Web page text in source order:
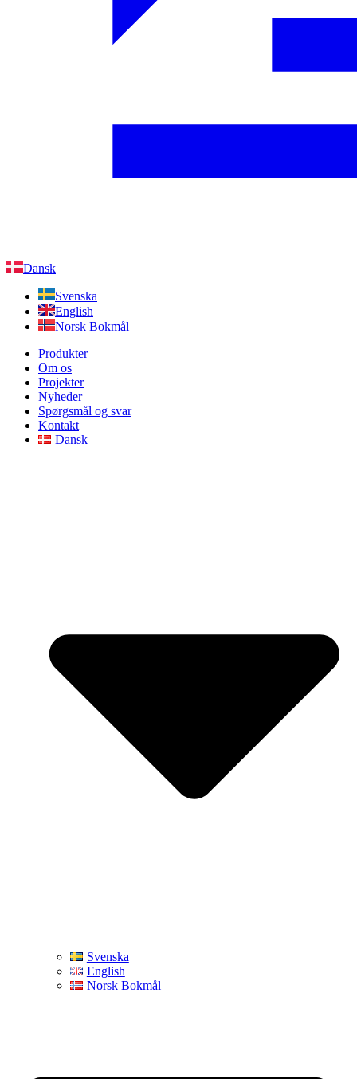
Dansk
Svenska
English
Norsk Bokmål
Produkter
Om os
Projekter
Nyheder
Spørgsmål og svar
Kontakt
Dansk
Svenska
English
Norsk Bokmål